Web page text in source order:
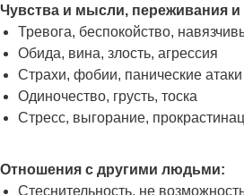
Чувства и мысли, переживания и
Тревога, беспокойство,
Обида, вина, злость, агрессия
Страхи, фобии, панические атаки
Одиночество, грусть, тоска
Стресс, выгорание,
Отношения с другими людьми:
Стеснительность, не